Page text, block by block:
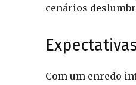
cenários
Com um enredo